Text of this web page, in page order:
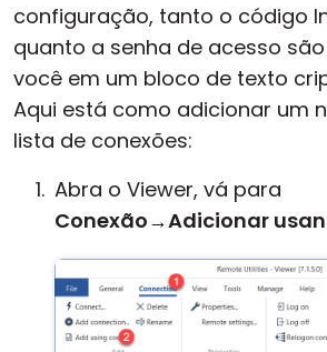
configuração, tanto o código
quanto a senha de acesso
você em um bloco de texto
Aqui está como adicionar um
lista de conexões:
Abra o Viewer, vá para
Conexão→Adicionar